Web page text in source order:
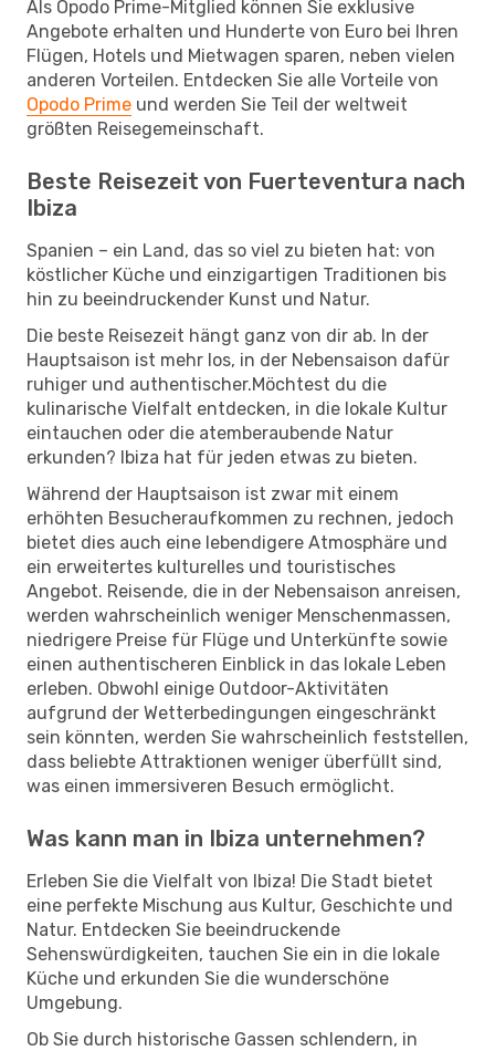
Als Opodo Prime-Mitglied können Sie exklusive
Angebote erhalten und Hunderte von Euro bei Ihren
Flügen, Hotels und Mietwagen sparen, neben vielen
anderen Vorteilen. Entdecken Sie alle Vorteile von
Opodo Prime und werden Sie Teil der weltweit
größten Reisegemeinschaft.
Beste Reisezeit von Fuerteventura nach
Ibiza
Spanien – ein Land, das so viel zu bieten hat: von
köstlicher Küche und einzigartigen Traditionen bis
hin zu beeindruckender Kunst und Natur.
Die beste Reisezeit hängt ganz von dir ab. In der
Hauptsaison ist mehr los, in der Nebensaison dafür
ruhiger und authentischer.Möchtest du die
kulinarische Vielfalt entdecken, in die lokale Kultur
eintauchen oder die atemberaubende Natur
erkunden? Ibiza hat für jeden etwas zu bieten.
Während der Hauptsaison ist zwar mit einem
erhöhten Besucheraufkommen zu rechnen, jedoch
bietet dies auch eine lebendigere Atmosphäre und
ein erweitertes kulturelles und touristisches
Angebot. Reisende, die in der Nebensaison anreisen,
werden wahrscheinlich weniger Menschenmassen,
niedrigere Preise für Flüge und Unterkünfte sowie
einen authentischeren Einblick in das lokale Leben
erleben. Obwohl einige Outdoor-Aktivitäten
aufgrund der Wetterbedingungen eingeschränkt
sein könnten, werden Sie wahrscheinlich feststellen,
dass beliebte Attraktionen weniger überfüllt sind,
was einen immersiveren Besuch ermöglicht.
Was kann man in Ibiza unternehmen?
Erleben Sie die Vielfalt von Ibiza! Die Stadt bietet
eine perfekte Mischung aus Kultur, Geschichte und
Natur. Entdecken Sie beeindruckende
Sehenswürdigkeiten, tauchen Sie ein in die lokale
Küche und erkunden Sie die wunderschöne
Umgebung.
Ob Sie durch historische Gassen schlendern, in